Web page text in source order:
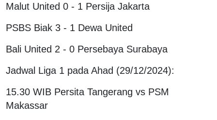
Malut United 0 - 1 Persija Jakarta
PSBS Biak 3 - 1 Dewa United
Bali United 2 - 0 Persebaya Surabaya
Jadwal Liga 1 pada Ahad (29/12/2024):
15.30 WIB Persita Tangerang vs PSM
Makassar